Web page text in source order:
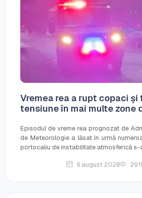
Vremea rea a rupt copaci și
tensiune în mai multe zone
Episodul de vreme rea prognozat de
de Meteorologie a lăsat în urmă
portocaliu de instabilitate atmosferică s-
6 august 2026 291